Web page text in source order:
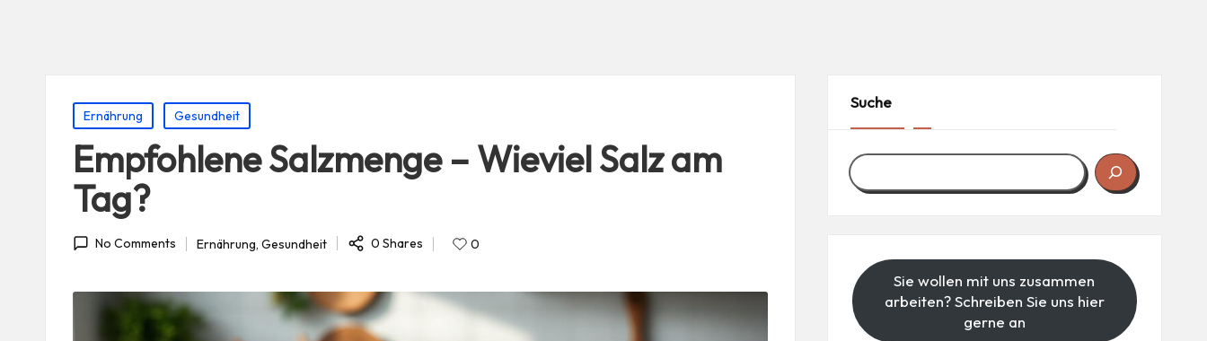
Posted
in
Ernährung Gesundheit
Empfohlene Salzmenge – Wieviel Salz am
Tag?
No Comments
Posted
Ernährung,Gesundheit 0 Shares 0
Suche
Sie wollen mit uns zusammen
arbeiten? Schreiben Sie uns hier
gerne an